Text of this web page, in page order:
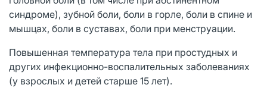
синдроме), зубной боли, боли в горле, боли в спине и
мышцах, боли в суставах, боли при менструации.
Повышенная температура тела при простудных и
других инфекционно-воспалительных заболеваниях
(у взрослых и детей старше 15 лет).